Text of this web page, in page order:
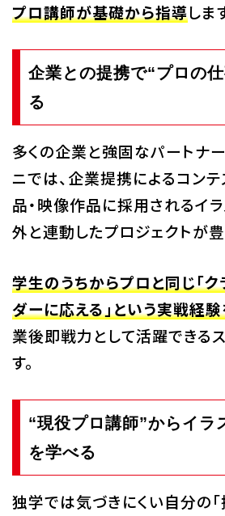
プロ講師が基礎から指導しま
企業との提携で“プロの
る
多くの企業と強固なパートナ
ニでは、企業提携によるコンテ
品・映像作品に採用されるイ
外と連動したプロジェクトが豊
学生のうちからプロと同じ「
ダーに応える」という実戦経
業後即戦力として活躍できる
す。
“現役プロ講師”からイラ
を学べる
独学では気づきにくい自分の「